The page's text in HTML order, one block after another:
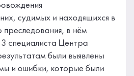
судимых и находящихся в
преследования, в нём
специалиста Центра
были выявлены
и ошибки, которые были